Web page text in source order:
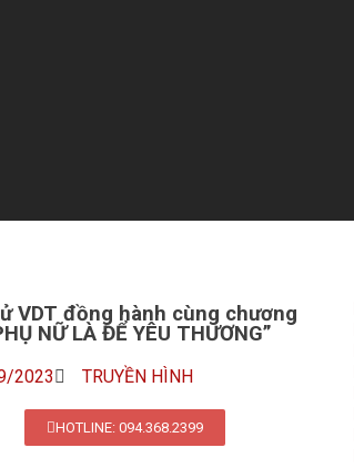
VDT đồng hành cùng chương
NỮ LÀ ĐỂ YÊU THƯƠNG”
2023 TRUYỀN HÌNH
HOTLINE: 094.368.2399